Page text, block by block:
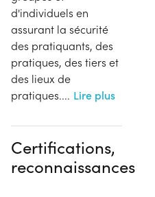
d'individuels en
assurant la sécurité
des pratiquants, des
pratiques, des tiers et
des lieux de
pratiques.... Lire plus
Certifications,
reconnaissances